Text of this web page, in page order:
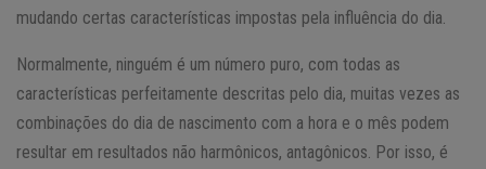
mudando certas características impostas pela influência do dia.
Normalmente, ninguém é um número puro, com todas as
características perfeitamente descritas pelo dia, muitas vezes as
combinações do dia de nascimento com a hora e o mês podem
resultar em resultados não harmônicos, antagônicos. Por isso, é